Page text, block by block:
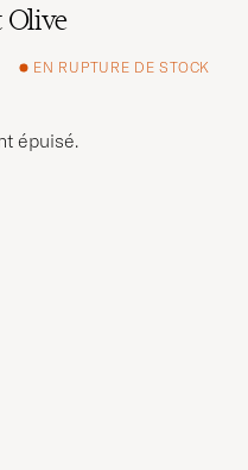
Olive
EN RUPTURE DE STOCK
épuisé.